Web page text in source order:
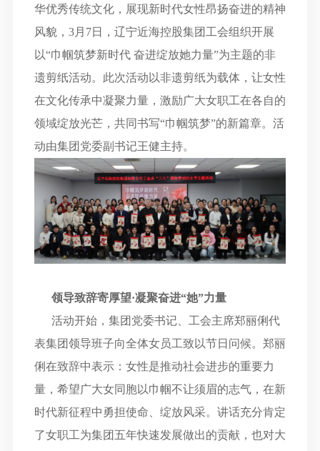
华优秀传统文化，展现新时代女性昂扬奋进的精神
风貌， 3月 7日，辽宁近海控股集团工会组织开展
以“巾帼筑梦新时代 奋进绽放她力量”为主题的非
遗剪纸活动。此次活动以非遗剪纸为载体，让女性
在文化传承中凝聚力量，激励广大女职工在各自的
领域绽放光芒，共同书写“巾帼筑梦”的新篇章。活
动由集团党委副书记王健主持。
领导致辞寄厚望·凝聚奋进“她”力量
活动开始，集团党委书记、工会主席郑丽俐代
表集团领导班子向全体女员工致以节日问候。郑丽
俐在致辞中表示：女性是推动社会进步的重要力
量，希望广大女同胞以巾帼不让须眉的志气，在新
时代新征程中勇担使命、绽放风采。讲话充分肯定
了女职工为集团五年快速发展做出的贡献，也对大